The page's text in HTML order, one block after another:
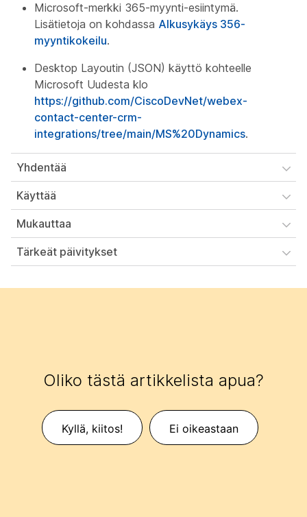
Microsoft-merkki 365-myynti-esiintymä.
Lisätietoja on kohdassa Alkusykäys 356-
myyntikokeilu.
Desktop Layoutin (JSON) käyttö kohteelle
Microsoft Uudesta klo
https://github.com/CiscoDevNet/webex-
contact-center-crm-
integrations/tree/main/MS%20Dynamics.
Yhdentää
Käyttää
Mukauttaa
Tärkeät päivitykset
Oliko tästä artikkelista apua?
Kyllä, kiitos! Ei oikeastaan